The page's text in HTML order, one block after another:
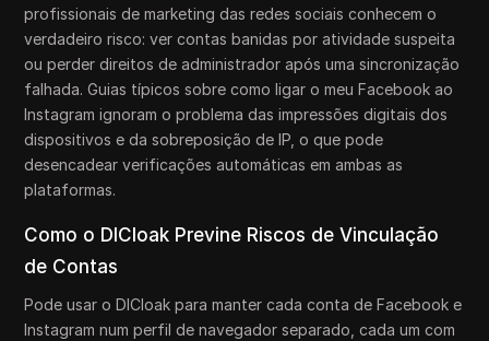
profissionais de marketing das redes sociais conhecem o
verdadeiro risco: ver contas banidas por atividade suspeita
ou perder direitos de administrador após uma sincronização
falhada. Guias típicos sobre como ligar o meu Facebook ao
Instagram ignoram o problema das impressões digitais dos
dispositivos e da sobreposição de IP, o que pode
desencadear verificações automáticas em ambas as
plataformas.
Como o DICloak Previne Riscos de Vinculação
de Contas
Pode usar o DICloak para manter cada conta de Facebook e
Instagram num perfil de navegador separado, cada um com